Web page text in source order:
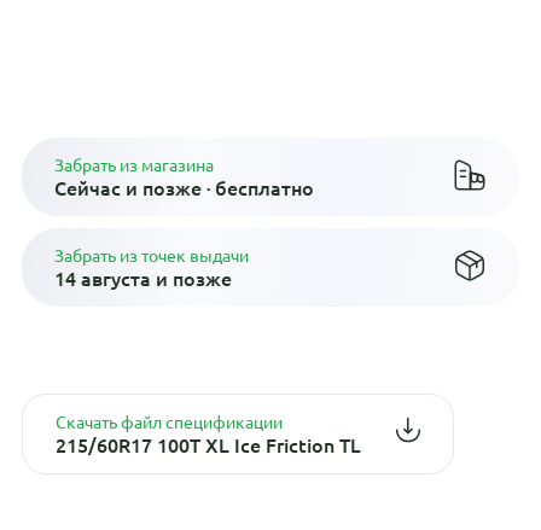
Забрать из магазина
Сейчас и позже · бесплатно
Забрать из точек выдачи
14 августа и позже
Скачать файл спецификации
215/60R17 100T XL Ice Friction TL